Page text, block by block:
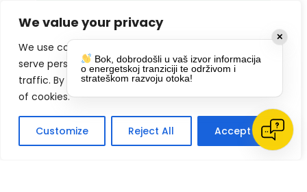
We value your privacy
We use cookies to enhance your browsing experience,
serve personalized ads or content, and analyze our
traffic. By clicking "Accept All", you consent to our use
of cookies.
Customize Reject All Accept All
Klikom na gumb dajete suglasnost za
primanje novosti Pokreta Otoka te se
slažete spolitikom privatnosti.
DRUŠTVENE MREŽE
✕
Bok, dobrodošli u vaš izvor informacija
o energetskoj tranziciji te održivom i
strateškom razvoju otoka!